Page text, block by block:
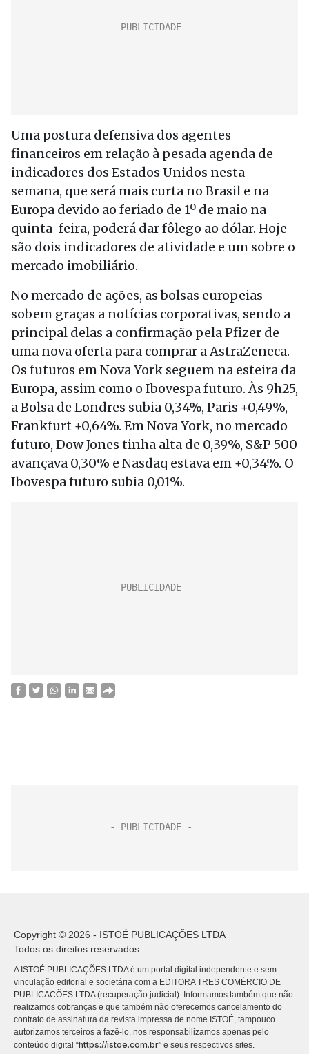
Uma postura defensiva dos agentes
financeiros em relação à pesada agenda de
indicadores dos Estados Unidos nesta
semana, que será mais curta no Brasil e na
Europa devido ao feriado de 1º de maio na
quinta-feira, poderá dar fôlego ao dólar. Hoje
são dois indicadores de atividade e um sobre o
mercado imobiliário.
No mercado de ações, as bolsas europeias
sobem graças a notícias corporativas, sendo a
principal delas a confirmação pela Pfizer de
uma nova oferta para comprar a AstraZeneca.
Os futuros em Nova York seguem na esteira da
Europa, assim como o Ibovespa futuro. Às 9h25,
a Bolsa de Londres subia 0,34%, Paris +0,49%,
Frankfurt +0,64%. Em Nova York, no mercado
futuro, Dow Jones tinha alta de 0,39%, S&P 500
avançava 0,30% e Nasdaq estava em +0,34%. O
Ibovespa futuro subia 0,01%.
Copyright © 2026 - ISTOÉ PUBLICAÇÕES LTDA
Todos os direitos reservados.
A ISTOÉ PUBLICAÇÕES LTDA é um portal digital independente e sem
vinculação editorial e societária com a EDITORA TRES COMÉRCIO DE
PUBLICACÕES LTDA (recuperação judicial). Informamos também que não
realizamos cobranças e que também não oferecemos cancelamento do
contrato de assinatura da revista impressa de nome ISTOÉ, tampouco
autorizamos terceiros a fazê-lo, nos responsabilizamos apenas pelo
conteúdo digital “https://istoe.com.br” e seus respectivos sites.